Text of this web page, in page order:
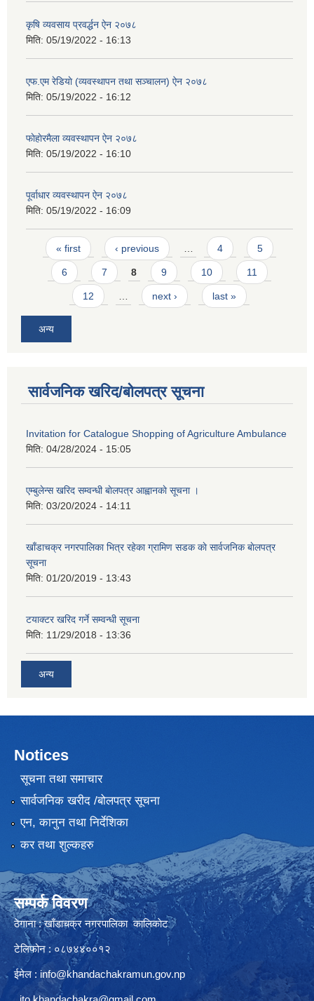
कृषि व्यवसाय प्रवर्द्धन ऐन २०७८
मिति: 05/19/2022 - 16:13
एफ.एम रेडियाे (व्यवस्थापन तथा सञ्चालन) ऐन २०७८
मिति: 05/19/2022 - 16:12
फाेहाेरमैला व्यवस्थापन ऐन २०७८
मिति: 05/19/2022 - 16:10
पूर्वाधार व्यवस्थापन ऐन २०७८
मिति: 05/19/2022 - 16:09
Pages
« first ‹ previous … 4 5
6 7 8 9 10 11
12 … next › last »
अन्य
सार्वजनिक खरिद/बोलपत्र सूचना
Invitation for Catalogue Shopping of Agriculture Ambulance
मिति: 04/28/2024 - 15:05
एम्बुलेन्स खरिद सम्वन्धी बाेलपत्र आह्वानकाे सूचना ।
मिति: 03/20/2024 - 14:11
खाँडाचक्र नगरपालिका भित्र रहेका ग्रामिण सडक काे सार्वजनिक बाेलपत्र
सूचना
मिति: 01/20/2019 - 13:43
टयाक्टर खरिद गर्ने सम्वन्धी सूचना
मिति: 11/29/2018 - 13:36
अन्य
Notices
सूचना तथा समाचार
सार्वजनिक खरीद /बोलपत्र सूचना
एन, कानुन तथा निर्देशिका
कर तथा शुल्कहरु
सम्पर्क विवरण
ठेगाना : खाँडाचक्र नगरपालिका कालिकाेट
टेलिफोन : ०८७४४००१२
ईमेल : info@khandachakramun.gov.np